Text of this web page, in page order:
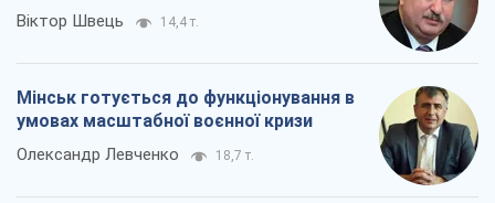
Віктор Швець 14,4 т.
Мінськ готується до функціонування в
умовах масштабної воєнної кризи
Олександр Левченко 18,7 т.